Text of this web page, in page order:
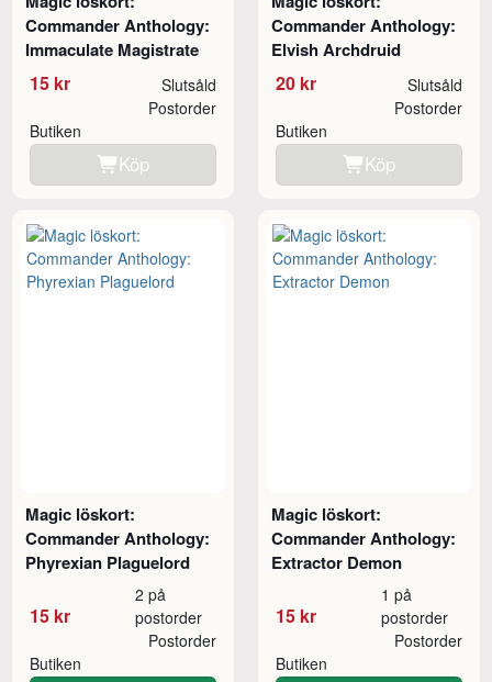
Commander Anthology:
Immaculate Magistrate
15 kr Slutsåld
Butiken
Postorder
Köp
Commander Anthology:
Elvish Archdruid
20 kr Slutsåld
Butiken
Postorder
Köp
Magic löskort:
Commander Anthology:
Phyrexian Plaguelord
15 kr
2 på
postorder
Butiken
Postorder
Magic löskort:
Commander Anthology:
Extractor Demon
15 kr
1 på
postorder
Butiken
Postorder